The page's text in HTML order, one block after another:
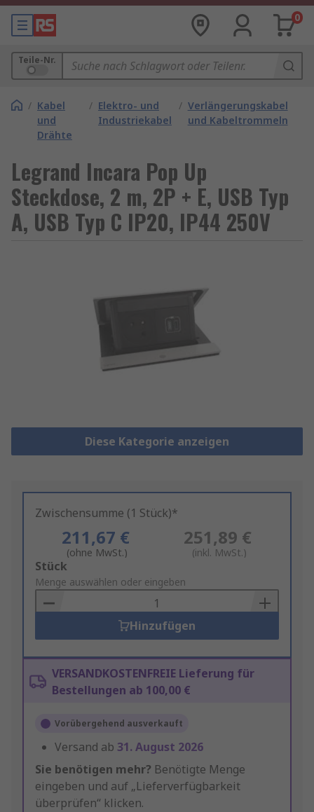
0
Teile-Nr.
/ Kabel
und
Drähte
/ Elektro- und
Industriekabel
/ Verlängerungskabel
und Kabeltrommeln
Legrand Incara Pop Up
Steckdose, 2 m, 2P + E, USB Typ
A, USB Typ C IP20, IP44 250V
Diese Kategorie anzeigen
Zwischensumme (1 Stück)*
211,67 €
(ohne MwSt.)
251,89 €
(inkl. MwSt.)
Add
to
Basket
Stück
Menge auswählen oder eingeben
Hinzufügen
VERSANDKOSTENFREIE Lieferung für
Bestellungen ab 100,00 €
Vorübergehend ausverkauft
Versand ab 31. August 2026
Sie benötigen mehr? Benötigte Menge
eingeben und auf „Lieferverfügbarkeit
überprüfen“ klicken.